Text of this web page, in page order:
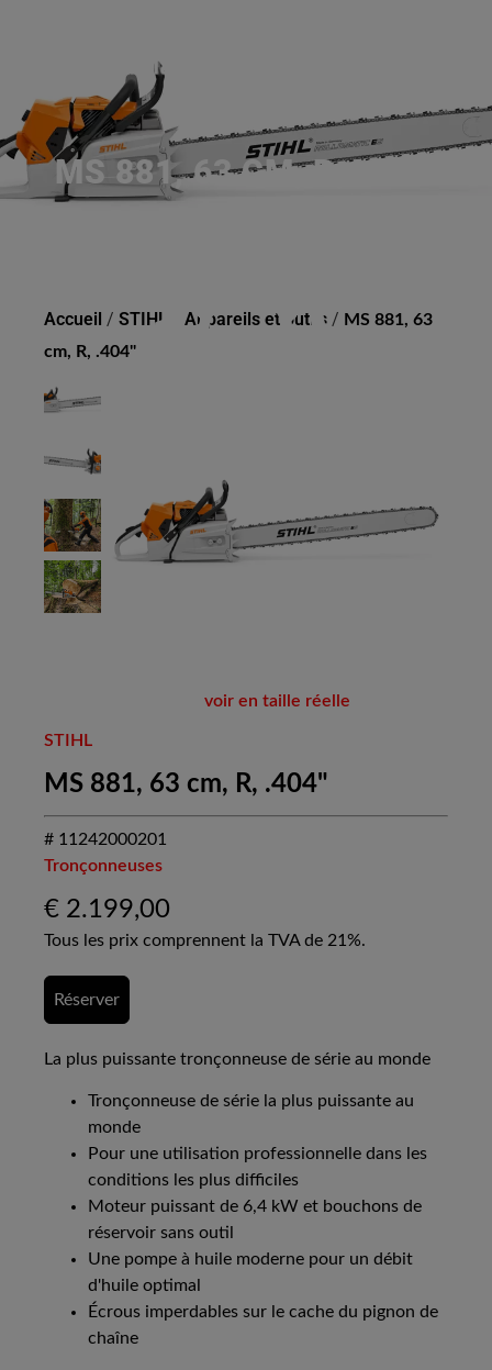
MS 881, 63 CM, R, .404"
Accueil / STIHL Appareils et outils / MS 881, 63
cm, R, .404"
voir en taille réelle
STIHL
MS 881, 63 cm, R, .404"
# 11242000201
Tronçonneuses
€ 2.199,00
Tous les prix comprennent la TVA de 21%.
Réserver
La plus puissante tronçonneuse de série au monde
Tronçonneuse de série la plus puissante au
monde
Pour une utilisation professionnelle dans les
conditions les plus difficiles
Moteur puissant de 6,4 kW et bouchons de
réservoir sans outil
Une pompe à huile moderne pour un débit
d'huile optimal
Écrous imperdables sur le cache du pignon de
chaîne